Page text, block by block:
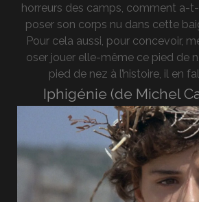
horreurs des camps, comment a-
poser son corps nu dans cette
Pour cela aussi, pour concevoir,
oser jouer elle-même ce pied de
pied de nez à l’histoire, il en
Iphigénie (de Michel